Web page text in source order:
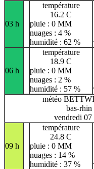
03 h
température
16.2 C
pluie : 0 MM
nuages : 4 %
humidité : 62 %
06 h
température
18.9 C
pluie : 0 MM
nuages : 2 %
humidité : 57 %
météo
bas-rhin
vendredi 07
09 h
température
24.8 C
pluie : 0 MM
nuages : 14 %
humidité : 37 %